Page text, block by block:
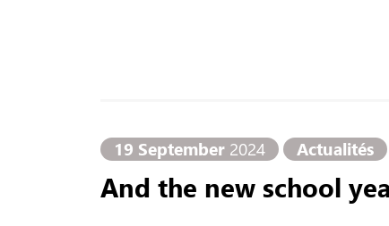
19 September 2024 Actualités
And the new school